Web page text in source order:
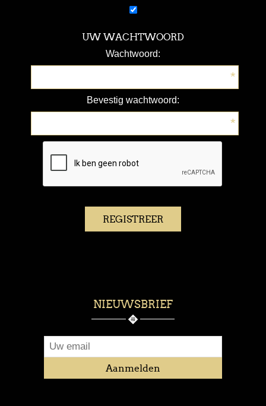
UW WACHTWOORD
Wachtwoord:
*
Bevestig wachtwoord:
*
NIEUWSBRIEF